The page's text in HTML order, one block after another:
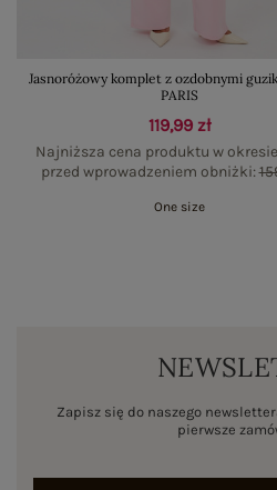
Jasnoróżowy komplet z ozdobnymi
PARIS
119,99 zł
Najniższa cena produktu w
przed wprowadzeniem obniżki:
One size
Zapisz się do naszego
pierwsze